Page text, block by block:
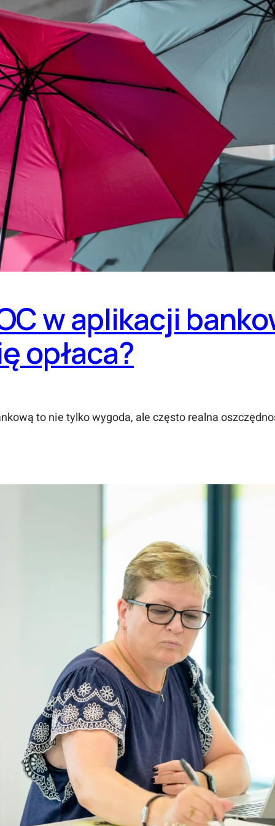
w aplikacji
opłaca?
to nie tylko wygoda, ale często realna